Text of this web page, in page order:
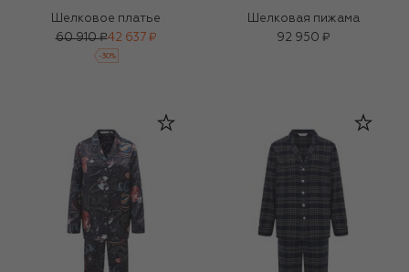
Шелковое платье
60 910 ₽42 637 ₽
-30%
Шелковая пижама
92 950 ₽